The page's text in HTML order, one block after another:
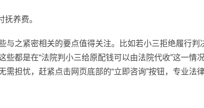
养费。
之紧密相关的要点值得关注。比如若小三拒绝履行判
都是在“法院判小三给原配钱可以由法院代收”这一情
担忧，赶紧点击网页底部的“立即咨询”按钮，专业法